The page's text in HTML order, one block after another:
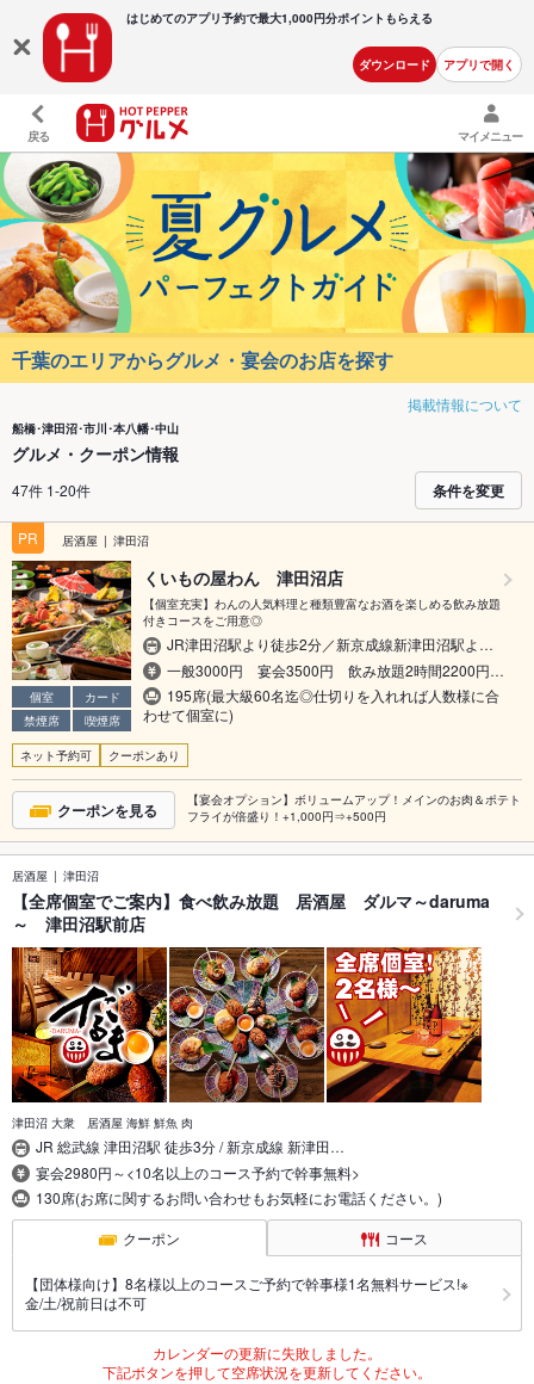
はじめてのアプリ予約で最大1,000円分ポイントもらえる
ダウンロード アプリで開く
戻る マイメニュー
千葉のエリアからグルメ・宴会のお店を探す
掲載情報について
船橋･津田沼･市川･本八幡･中山
グルメ・クーポン情報
47件 1-20件 条件を変更
PR 居酒屋 津田沼
個室
カード
禁煙席
喫煙席
くいもの屋わん 津田沼店
【個室充実】わんの人気料理と種類豊富なお酒を楽しめる飲み放題
付きコースをご用意◎
JR津田沼駅より徒歩2分／新京成線新津田沼駅よ…
一般3000円 宴会3500円 飲み放題2時間2200円…
195席(最大級60名迄◎仕切りを入れれば人数様に合
わせて個室に)
ネット予約可 クーポンあり
クーポンを見る
【宴会オプション】ボリュームアップ！メインのお肉＆ポテト
フライが倍盛り！+1,000円⇒+500円
居酒屋 津田沼
【全席個室でご案内】食べ飲み放題 居酒屋 ダルマ～daruma
～ 津田沼駅前店
津田沼 大衆 居酒屋 海鮮 鮮魚 肉
JR 総武線 津田沼駅 徒歩3分 / 新京成線 新津田…
宴会2980円～<10名以上のコース予約で幹事無料>
130席(お席に関するお問い合わせもお気軽にお電話ください。)
クーポン コース
【団体様向け】8名様以上のコースご予約で幹事様1名無料サービス!※
金/土/祝前日は不可
カレンダーの更新に失敗しました。
下記ボタンを押して空席状況を更新してください。